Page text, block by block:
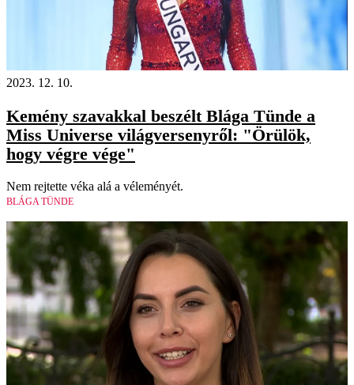
2023. 12. 10.
Kemény szavakkal beszélt Blága Tünde a
Miss Universe világversenyről: "Örülök,
hogy végre vége"
Nem rejtette véka alá a véleményét.
BLÁGA TÜNDE